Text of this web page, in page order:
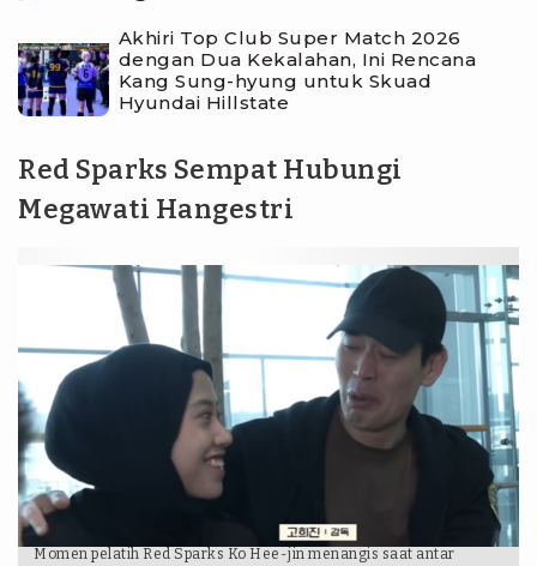
Akhiri Top Club Super Match 2026
dengan Dua Kekalahan, Ini Rencana
Kang Sung-hyung untuk Skuad
Hyundai Hillstate
Red Sparks Sempat Hubungi
Megawati Hangestri
Momen pelatih Red Sparks Ko Hee-jin menangis saat antar